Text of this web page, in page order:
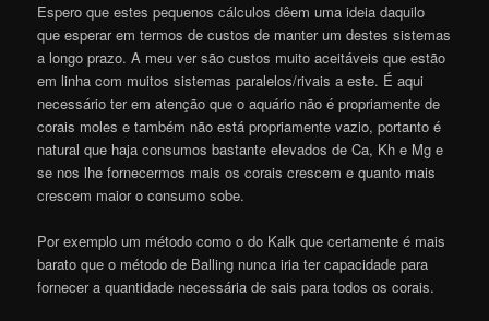
Espero que estes pequenos cálculos dêem uma ideia daquilo
que esperar em termos de custos de manter um destes sistemas
a longo prazo. A meu ver são custos muito aceitáveis que estão
em linha com muitos sistemas paralelos/rivais a este. É aqui
necessário ter em atenção que o aquário não é propriamente de
corais moles e também não está propriamente vazio, portanto é
natural que haja consumos bastante elevados de Ca, Kh e Mg e
se nos lhe fornecermos mais os corais crescem e quanto mais
crescem maior o consumo sobe.
Por exemplo um método como o do Kalk que certamente é mais
barato que o método de Balling nunca iria ter capacidade para
fornecer a quantidade necessária de sais para todos os corais.